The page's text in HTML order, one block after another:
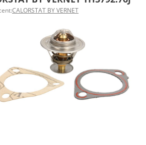
CALORSTAT BY VERNET